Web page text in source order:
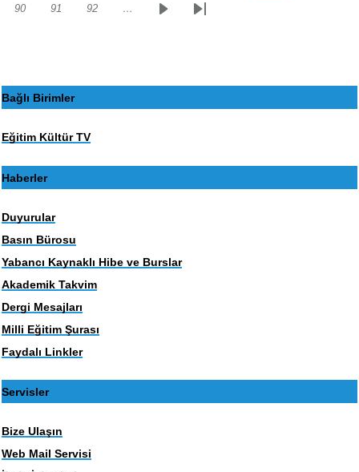
Sayfa
90 Sayfa
91 Sayfa
92 …
SonrakiSon
Bağlı Birimler
Eğitim Kültür TV
Haberler
Duyurular
Basın Bürosu
Yabancı Kaynaklı Hibe ve Burslar
Akademik Takvim
Dergi Mesajları
Milli Eğitim Şurası
Faydalı Linkler
Servisler
Bize Ulaşın
Web Mail Servisi